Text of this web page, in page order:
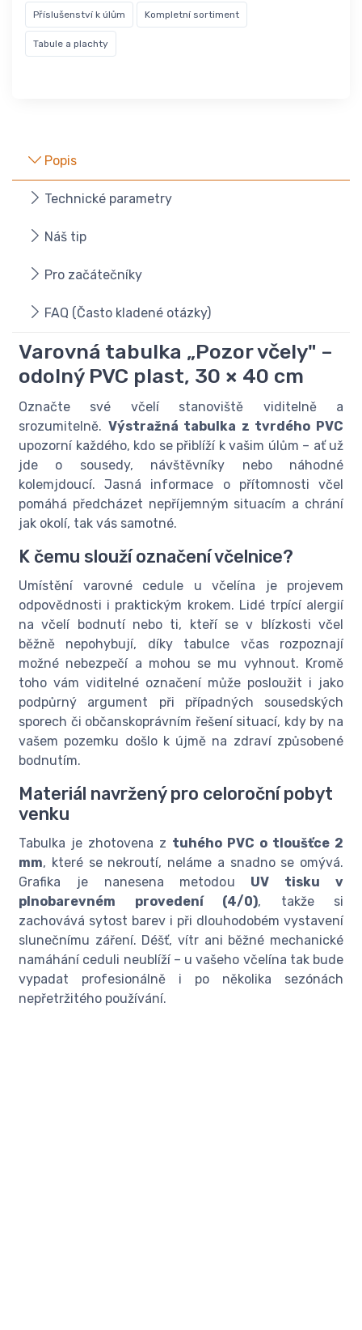
Příslušenství k úlům Kompletní sortiment
Tabule a plachty
Popis
Technické parametry
Náš tip
Pro začátečníky
FAQ (Často kladené otázky)
Varovná tabulka „Pozor včely" –
odolný PVC plast, 30 × 40 cm
Označte své včelí stanoviště viditelně a
srozumitelně. Výstražná tabulka z tvrdého PVC
upozorní každého, kdo se přiblíží k vašim úlům – ať už
jde o sousedy, návštěvníky nebo náhodné
kolemjdoucí. Jasná informace o přítomnosti včel
pomáhá předcházet nepříjemným situacím a chrání
jak okolí, tak vás samotné.
K čemu slouží označení včelnice?
Umístění varovné cedule u včelína je projevem
odpovědnosti i praktickým krokem. Lidé trpící alergií
na včelí bodnutí nebo ti, kteří se v blízkosti včel
běžně nepohybují, díky tabulce včas rozpoznají
možné nebezpečí a mohou se mu vyhnout. Kromě
toho vám viditelné označení může posloužit i jako
podpůrný argument při případných sousedských
sporech či občanskoprávním řešení situací, kdy by na
vašem pozemku došlo k újmě na zdraví způsobené
bodnutím.
Materiál navržený pro celoroční pobyt
venku
Tabulka je zhotovena z tuhého PVC o tloušťce 2
mm, které se nekroutí, neláme a snadno se omývá.
Grafika je nanesena metodou UV tisku v
plnobarevném provedení (4/0), takže si
zachovává sytost barev i při dlouhodobém vystavení
slunečnímu záření. Déšť, vítr ani běžné mechanické
namáhání ceduli neublíží – u vašeho včelína tak bude
vypadat profesionálně i po několika sezónách
nepřetržitého používání.